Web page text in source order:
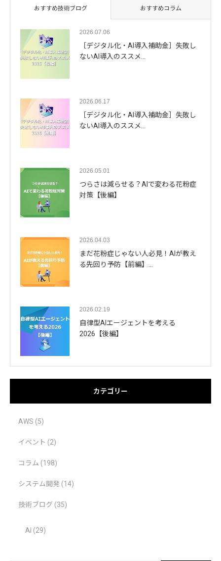
おすすめ技術ブログ おすすめコラム
2026.07.06
［デジタル化・AI導入補助金］失敗し
ないAI導入のススメ…
2026.06.17
［デジタル化・AI導入補助金］失敗し
ないAI導入のススメ…
2026.05.01
つらさは減らせる？AIで変わる花粉症
対策【後編】
2026.04.03
まだ花粉症じゃない人必見！AIが教え
る先回り予防【前編】…
2026.02.19
自律型AIエージェントを考える
2026【後編】
カテゴリー
AWS (5)
イベント (2)
コラム (198)
システム開発 (14)
技術ブログ (35)
AI (29)